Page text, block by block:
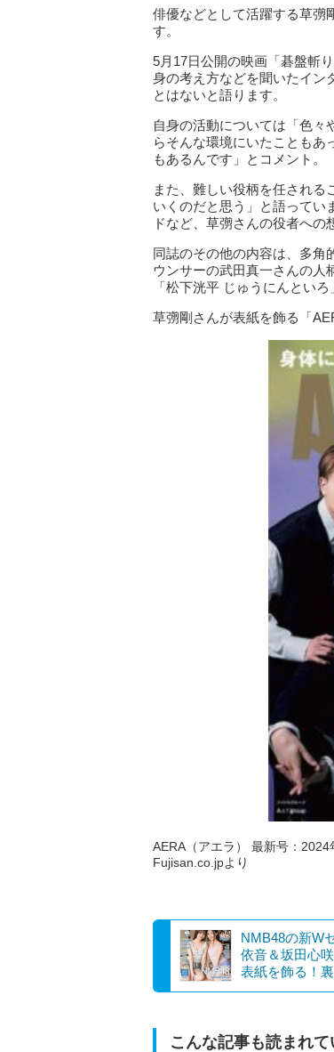
俳優などとして活躍する草彅
す。
5月17日公開の映画「碁盤斬
身の考え方などを聞いたイン
とはないと語ります。
自身の活動については「色々
らそんな環境にいたこともあ
もあるんです」とコメント。
また、難しい役柄を任される
いくのだと思う」と語ってい
ドなど、草彅さんの役者への
同誌のその他の内容は、多角
ウンサーの武田真一さんの人
「松下洸平 じゅうにんとい
草彅剛さんが表紙を飾る「
AERA（アエラ） 最新号：
Fujisan.co.jpより
NMB48の新W
依音＆坂田心
表紙を飾る！
こんな記事も読まれて